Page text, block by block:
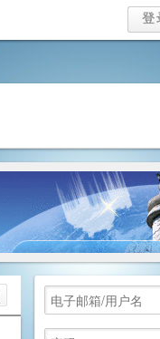
登
用
户
名
密